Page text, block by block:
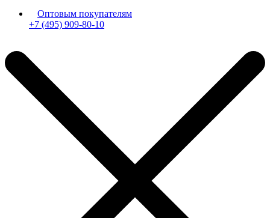
Оптовым покупателям
+7 (495) 909-80-10